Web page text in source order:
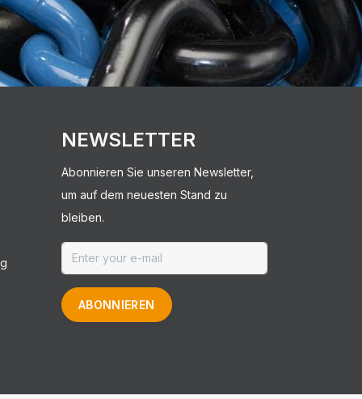
NEWSLETTER
Abonnieren Sie unseren Newsletter,
um auf dem neuesten Stand zu
bleiben.
ABONNIEREN